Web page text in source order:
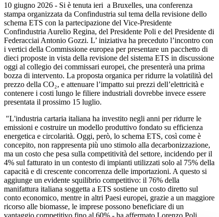
10 giugno 2026 - Si è tenuta ieri a Bruxelles, una conferenza
stampa organizzata da Confindustria sul tema della revisione dello
schema ETS con la partecipazione del Vice-Presidente
Confindustria Aurelio Regina, del Presidente Poli e del Presidente di
Federacciai Antonio Gozzi. L’ iniziativa ha preceduto l’incontro con
i vertici della Commissione europea per presentare un pacchetto di
dieci proposte in vista della revisione del sistema ETS in discussione
oggi al collegio dei commissari europei, che presenterà una prima
bozza di intervento. La proposta organica per ridurre la volatilità del
prezzo della CO₂, e attenuare l’impatto sui prezzi dell’elettricità e
contenere i costi lungo le filiere industriali dovrebbe invece essere
presentata il prossimo 15 luglio.
"L'industria cartaria italiana ha investito negli anni per ridurre le
emissioni e costruire un modello produttivo fondato su efficienza
energetica e circolarità. Oggi, però, lo schema ETS, così come è
concepito, non rappresenta più uno stimolo alla decarbonizzazione,
ma un costo che pesa sulla competitività del settore, incidendo per il
4% sul fatturato in un contesto di impianti utilizzati solo al 75% della
capacità e di crescente concorrenza delle importazioni. A questo si
aggiunge un evidente squilibrio competitivo: il 76% della
manifattura italiana soggetta a ETS sostiene un costo diretto sul
conto economico, mentre in altri Paesi europei, grazie a un maggiore
ricorso alle biomasse, le imprese possono beneficiare di un
vantaggio competitivo fino al 60% - ha affermato Lorenzo Poli